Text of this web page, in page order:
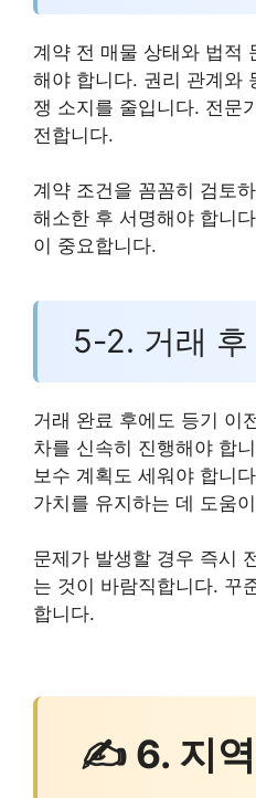
계약 전 매물 상태와 법적
해야 합니다. 권리 관계와
쟁 소지를 줄입니다. 전문
전합니다.
계약 조건을 꼼꼼히 검토
해소한 후 서명해야 합니
이 중요합니다.
5-2. 거래 후
거래 완료 후에도 등기 이
차를 신속히 진행해야 합
보수 계획도 세워야 합니
가치를 유지하는 데 도움
문제가 발생할 경우 즉시
는 것이 바람직합니다. 꾸
합니다.
✍ 6. 지역